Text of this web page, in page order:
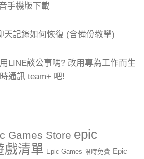
手機版下載
天記錄如何恢復 (含備份教學)
LINE談公事嗎? 改用專為工作而生
通訊 team+ 吧!
Games Store epic
戲清單 Epic Games 限時免費 Epic